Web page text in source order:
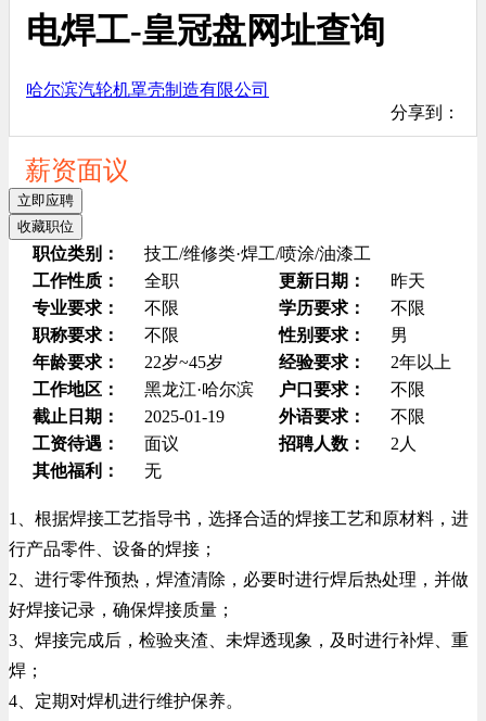
电焊工-皇冠盘网址查询
哈尔滨汽轮机罩壳制造有限公司
分享到：
薪资面议
立即应聘
收藏职位
职位类别：
技工/维修类·焊工/喷涂/油漆工
工作性质：
全职 更新日期：
昨天
专业要求：
不限 学历要求：
不限
职称要求：
不限 性别要求：
男
年龄要求：
22岁~45岁 经验要求：
2年以上
工作地区：
黑龙江·哈尔滨 户口要求：
不限
截止日期：
2025-01-19 外语要求：
不限
工资待遇：
面议 招聘人数：
2人
其他福利：
无
1、根据焊接工艺指导书，选择合适的焊接工艺和原材料，进
行产品零件、设备的焊接；
2、进行零件预热，焊渣清除，必要时进行焊后热处理，并做
好焊接记录，确保焊接质量；
3、焊接完成后，检验夹渣、未焊透现象，及时进行补焊、重
焊；
4、定期对焊机进行维护保养。